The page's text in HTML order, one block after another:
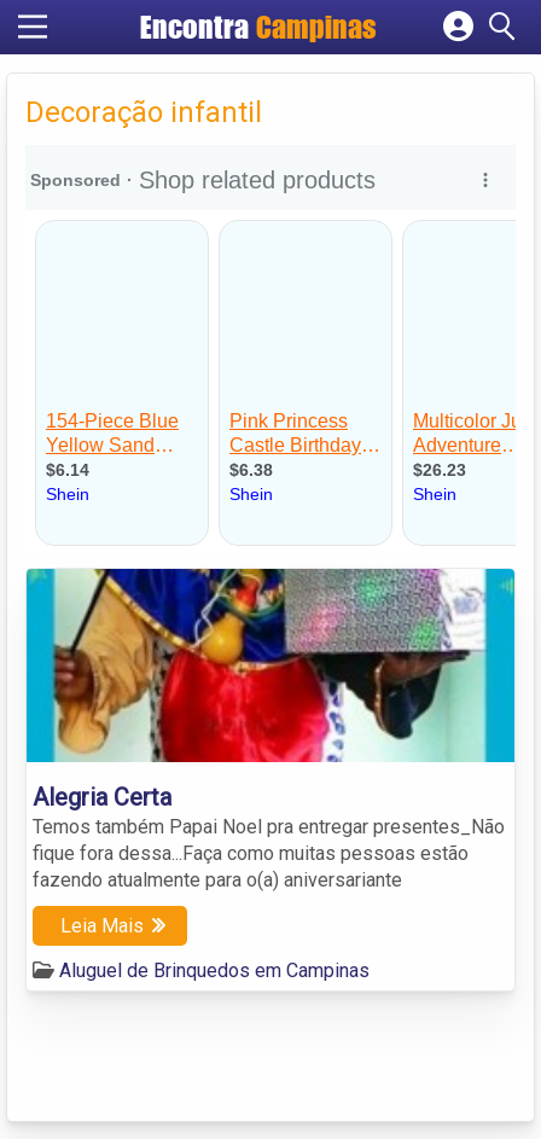
Encontra Campinas
Cadastrar empresa
Criar conta
Decoração infantil
Alegria Certa
Temos também Papai Noel pra entregar presentes_Não
fique fora dessa...Faça como muitas pessoas estão
fazendo atualmente para o(a) aniversariante
Leia Mais
Aluguel de Brinquedos em Campinas